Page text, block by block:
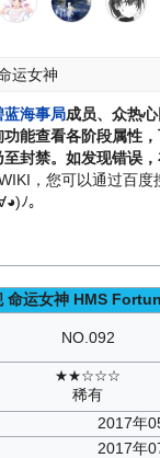
运女神
蓝海事局成员、众热
能查看各阶段属性
封禁。如发现错误
，您可以通过百
ﾉ。
命运女神 HMS
NO. 092
★★☆☆☆
稀有
2017年
2017年